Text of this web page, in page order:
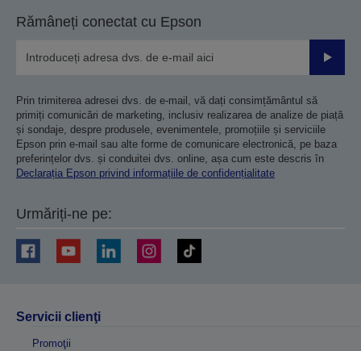
Rămâneți conectat cu Epson
Prin trimiterea adresei dvs. de e-mail, vă dați consimțământul să
primiți comunicări de marketing, inclusiv realizarea de analize de piață
și sondaje, despre produsele, evenimentele, promoțiile și serviciile
Epson prin e-mail sau alte forme de comunicare electronică, pe baza
preferințelor dvs. și conduitei dvs. online, așa cum este descris în
Declarația Epson privind informațiile de confidențialitate
Urmăriți-ne pe:
Servicii clienţi
Promoţii